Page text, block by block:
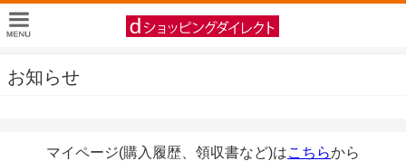
お知らせ
マイページ(購入履歴、領収書など)はこちらから